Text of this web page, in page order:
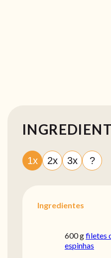
1x 2x 3x ?
Ingredientes
600 gfiletes
espinhas